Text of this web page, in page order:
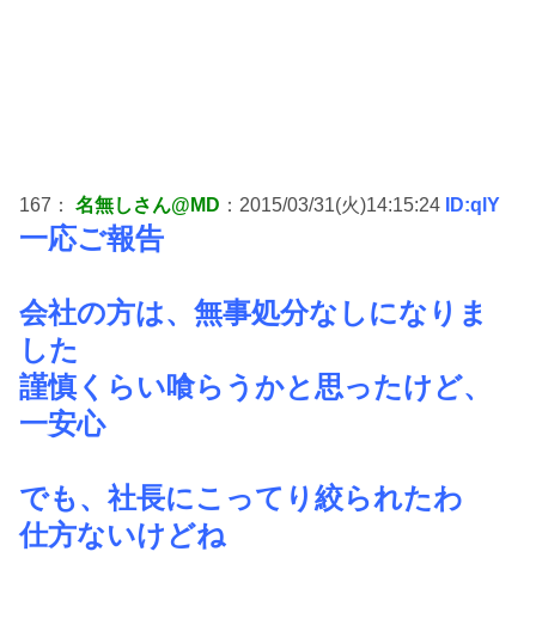
167： 名無しさん@MD ：2015/03/31(火)14:15:24 ID:qlY
一応ご報告
会社の方は、無事処分なしになりま
した
謹慎くらい喰らうかと思ったけど、
一安心
でも、社長にこってり絞られたわ
仕方ないけどね